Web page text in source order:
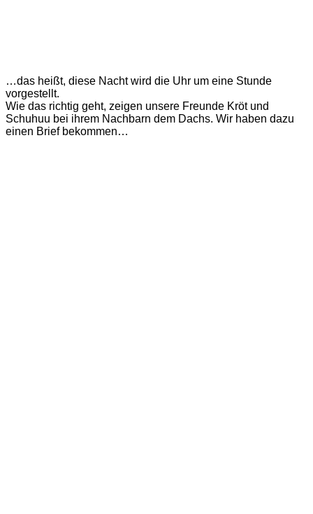
…das heißt, diese Nacht wird die Uhr um eine Stunde
vorgestellt.
Wie das richtig geht, zeigen unsere Freunde Kröt und
Schuhuu bei ihrem Nachbarn dem Dachs. Wir haben dazu
einen Brief bekommen…